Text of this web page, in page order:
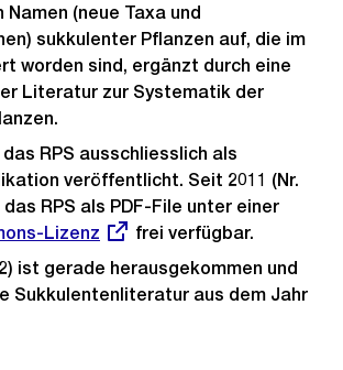
(neue Taxa und
sukkulenter Pflanzen auf, die im
worden sind, ergänzt durch eine
Literatur zur Systematik der
RPS ausschliesslich als
veröffentlicht. Seit 2011 (Nr.
RPS als PDF-File unter einer
Lizenz
frei verfügbar.
ist gerade herausgekommen und
Sukkulentenliteratur aus dem Jahr